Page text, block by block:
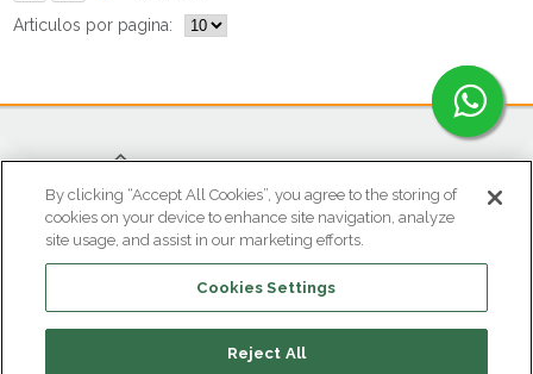
Articulos por pagina:
OFICINA ATENCIÓN AL CLIENTE
Tel (601) 869 8787
atencioncliente@euclidchemical.com.co
By clicking “Accept All Cookies”, you agree to the storing of
cookies on your device to enhance site navigation, analyze
site usage, and assist in our marketing efforts.
Cookies Settings
Reject All